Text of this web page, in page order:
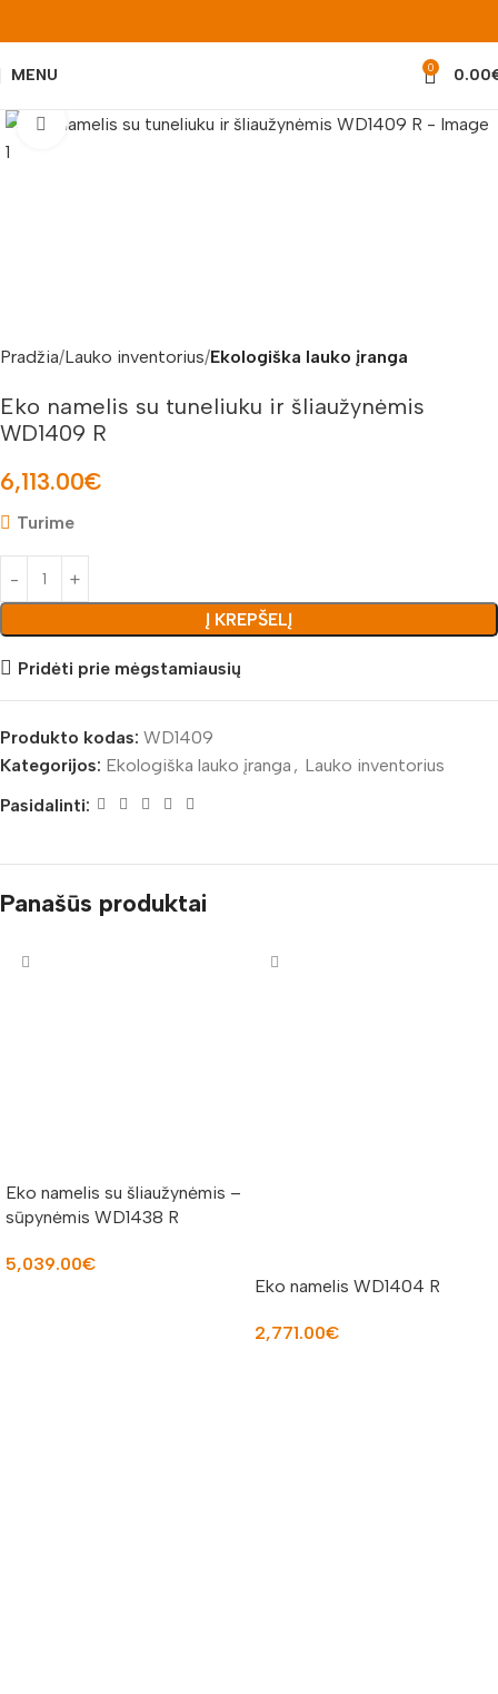
MENU 0 0.00
Padidinti nuotrauką
Pradžia Lauko inventorius Ekologiška lauko įranga
Eko namelis su tuneliuku ir šliaužynėmis
WD1409 R
6,113.00€
Turime
Į KREPŠELĮ
Pridėti prie mėgstamiausių
Produkto kodas: WD1409
Kategorijos: Ekologiška lauko įranga , Lauko inventorius
Pasidalinti:
Panašūs produktai
Eko namelis su šliaužynėmis –
sūpynėmis WD1438 R
5,039.00€
Eko namelis WD1404 R
2,771.00€